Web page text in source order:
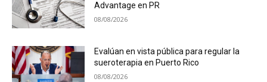
Advantage en PR
08/08/2026
Evalúan en vista pública para regular la
sueroterapia en Puerto Rico
08/08/2026